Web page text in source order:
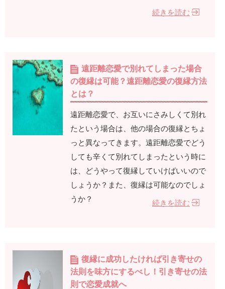
続きを読む
遠距離恋愛で別れてしまった場合
の復縁は可能？遠距離恋愛の復縁方法
とは？
遠距離恋愛で、お互いにさみしくて別れ
たという場合は、他の場合の復縁とちょ
っと異なってきます。遠距離恋愛でどう
しても辛くて別れてしまったという時に
は、どうやって復縁していけばいいので
しょうか？また、復縁は可能なのでしょ
うか？
続きを読む
復縁に成功したければ引き寄せの
法則を味方にするべし！引き寄せの法
則で恋愛成就へ